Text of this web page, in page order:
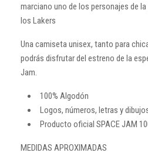
marciano uno de los personajes de
los Lakers
Una camiseta unisex, tanto para
podrás disfrutar del estreno de la
Jam.
100% Algodón
Logos, números, letras y
Producto oficial SPACE JAM
MEDIDAS APROXIMADAS